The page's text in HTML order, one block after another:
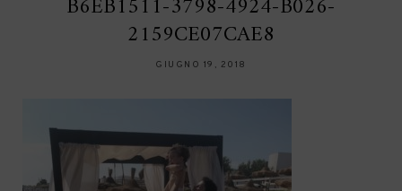
2159CE07CAE8
GIUGNO 19, 2018